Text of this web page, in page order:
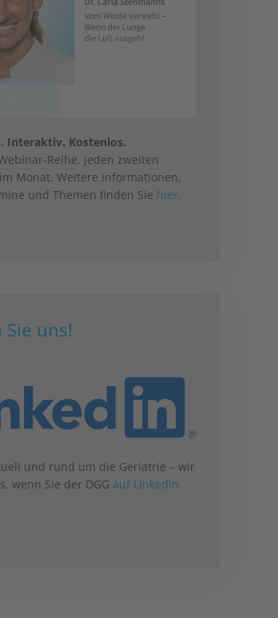
Interaktiv. Kostenlos.
Reihe, jeden zweiten
Monat. Weitere Informationen,
und Themen finden Sie hier.
Sie uns!
und rund um die Geriatrie – wir
wenn Sie der DGG auf LinkedIn